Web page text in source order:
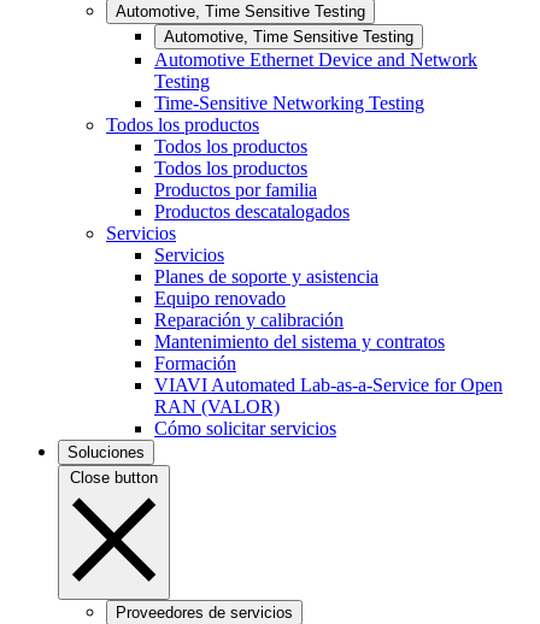
Automotive, Time Sensitive Testing
Automotive, Time Sensitive Testing
Automotive Ethernet Device and Network
Testing
Time-Sensitive Networking Testing
Todos los productos
Todos los productos
Todos los productos
Productos por familia
Productos descatalogados
Servicios
Servicios
Planes de soporte y asistencia
Equipo renovado
Reparación y calibración
Mantenimiento del sistema y contratos
Formación
VIAVI Automated Lab-as-a-Service for Open
RAN (VALOR)
Cómo solicitar servicios
Soluciones
Close button
Proveedores de servicios